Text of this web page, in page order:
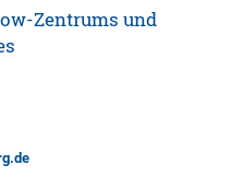
Zentrums und